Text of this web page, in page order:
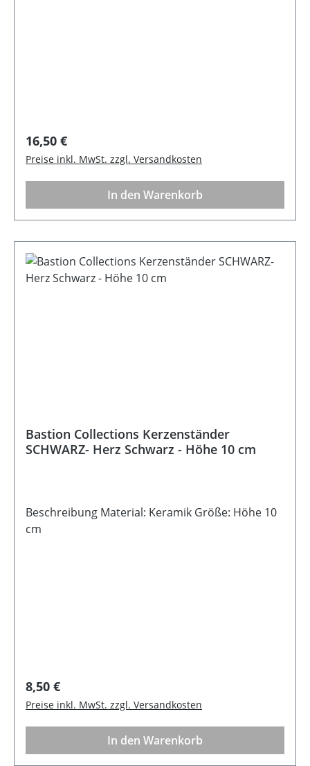
Regulärer Preis:
16,50 €
Preise inkl. MwSt. zzgl. Versandkosten
In den Warenkorb
Bastion Collections Kerzenständer
SCHWARZ- Herz Schwarz - Höhe 10 cm
Beschreibung Material: Keramik Größe: Höhe 10
cm
Regulärer Preis:
8,50 €
Preise inkl. MwSt. zzgl. Versandkosten
In den Warenkorb